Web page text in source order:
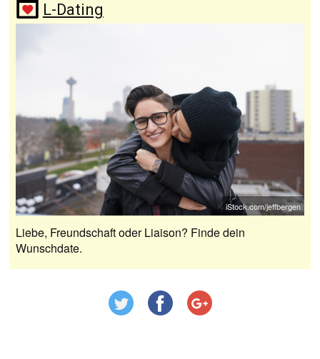
L-Dating
iStock.com/jeffbergen
Liebe, Freundschaft oder Liaison? Finde dein
Wunschdate.